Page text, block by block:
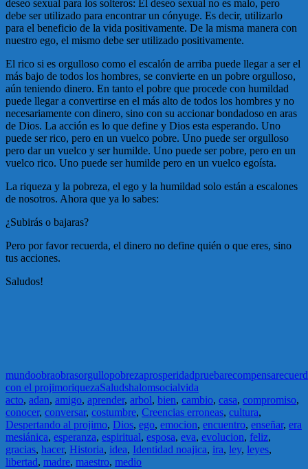
deseo sexual para los solteros: El deseo sexual no es malo, pero
debe ser utilizado para encontrar un cónyuge. Es decir, utilizarlo
para el beneficio de la vida positivamente. De la misma manera con
nuestro ego, el mismo debe ser utilizado positivamente.
El rico si es orgulloso como el escalón de arriba puede llegar a ser el
más bajo de todos los hombres, se convierte en un pobre orgulloso,
aún teniendo dinero. En tanto el pobre que procede con humildad
puede llegar a convertirse en el más alto de todos los hombres y no
necesariamente con dinero, sino con su accionar bondadoso en aras
de Dios. La acción es lo que define y Dios esta esperando. Uno
puede ser rico, pero en un vuelco pobre. Uno puede ser orgulloso
pero dar un vuelco y ser humilde. Uno puede ser pobre, pero en un
vuelco rico. Uno puede ser humilde pero en un vuelco egoísta.
La riqueza y la pobreza, el ego y la humildad solo están a escalones
de nosotros. Ahora que ya lo sabes:
¿Subirás o bajaras?
Pero por favor recuerda, el dinero no define quién o que eres, sino
tus acciones.
Saludos!
mundoobraobrasorgullopobrezaprosperidadpruebarecompensa
con el projimoriquezaSaludshalomsocialvida
acto, adan, amigo, aprender, arbol, bien, cambio, casa, compromiso,
conocer, conversar, costumbre, Creencias erroneas, cultura,
Despertando al projimo, Dios, ego, emocion, encuentro, enseñar, era
mesiánica, esperanza, espiritual, esposa, eva, evolucion, feliz,
gracias, hacer, Historia, idea, Identidad noajica, ira, ley, leyes,
libertad, madre, maestro, medio